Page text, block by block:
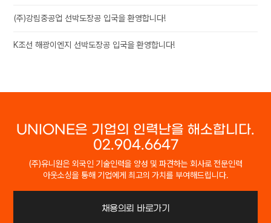
(주)강림중공업 선박도장공 입국을 환영합니다!
K조선 해광이엔지 선박도장공 입국을 환영합니다!
UNIONE은 기업의 인력난을 해소합니다.
02.904.6647
(주)유니원은 외국인 기술인력을 양성 및 파견하는 회사로 전문인력
아웃소싱을 통해 기업에게 최고의 가치를 부여해드립니다.
채용의뢰 바로가기